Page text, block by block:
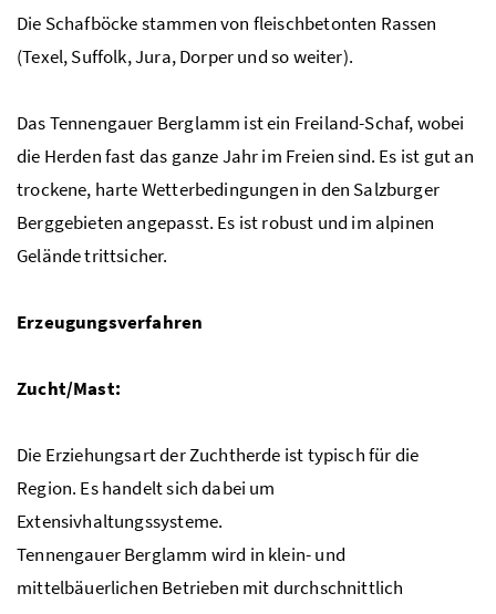
Die Schafböcke stammen von fleischbetonten Rassen
(Texel, Suffolk, Jura, Dorper und so weiter).
Das Tennengauer Berglamm ist ein Freiland-Schaf, wobei
die Herden fast das ganze Jahr im Freien sind. Es ist gut an
trockene, harte Wetterbedingungen in den Salzburger
Berggebieten angepasst. Es ist robust und im alpinen
Gelände trittsicher.
Erzeugungsverfahren
Zucht/Mast:
Die Erziehungsart der Zuchtherde ist typisch für die
Region. Es handelt sich dabei um
Extensivhaltungssysteme.
Tennengauer Berglamm wird in klein- und
mittelbäuerlichen Betrieben mit durchschnittlich